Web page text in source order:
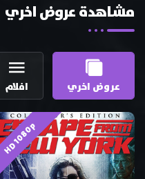
مشاهدة عروض اخري
عروض اخري افلام
HD 1080p